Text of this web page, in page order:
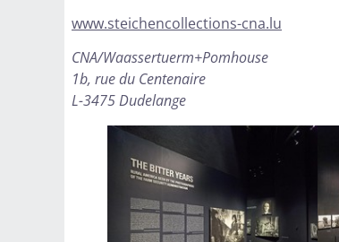
www.steichencollections-cna.lu
CNA/Waassertuerm+Pomhouse
1b, rue du Centenaire
L-3475 Dudelange